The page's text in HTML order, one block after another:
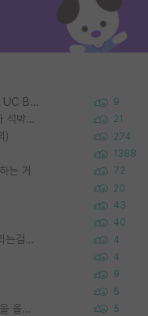
Korea University 수학, 컴퓨터과학 이학사, UC Berkeley 산업공학 대학원 공학박사가 되는 것은 쉽지 않겠죠? 9
경북대 컴퓨터학부 4.4 -> 카이스트 전기전자 석박사통합과정 합격 21
) 274
1388
는 거 72
20
43
40
왜 후배가 못하는걸 교수님은 내 책임으로 돌리는걸까요? 4
4
9
5
정보보안 연구하는 입장에선 식별가능한 사진을 올리는건 비추이긴함 5